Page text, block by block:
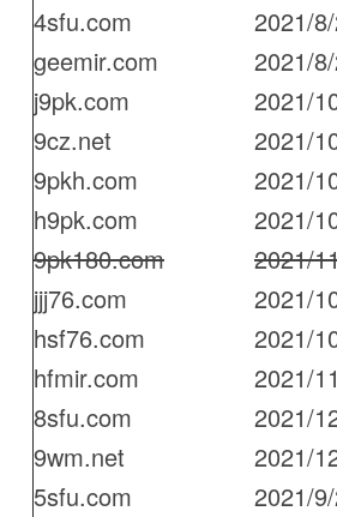
4sfu.com
2021/
geemir.com
2021/
j9pk.com
2021/
9cz.net
2021/
9pkh.com
2021/
h9pk.com
2021/
9pk180.com
2021/
jjj76.com
2021/
hsf76.com
2021/
hfmir.com
2021/
8sfu.com
2021/
9wm.net
2021/
5sfu.com
2021/